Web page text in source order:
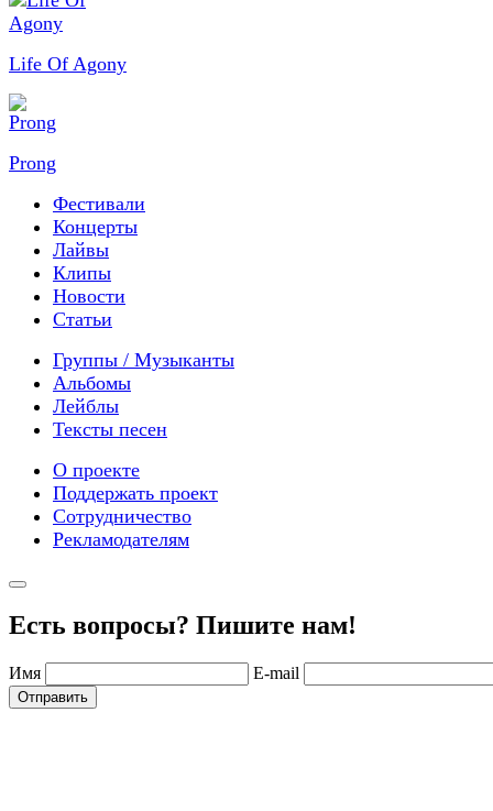
Life Of Agony
Prong
Фестивали
Концерты
Лайвы
Клипы
Новости
Статьи
Группы / Музыканты
Альбомы
Лейблы
Тексты песен
О проекте
Поддержать проект
Сотрудничество
Рекламодателям
Есть вопросы? Пишите нам!
Имя E-mail